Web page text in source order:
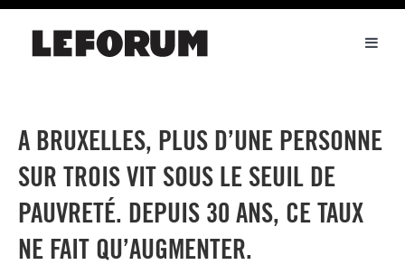
A BRUXELLES, PLUS D’UNE PERSONNE
SUR TROIS VIT SOUS LE SEUIL DE
PAUVRETÉ. DEPUIS 30 ANS, CE TAUX
NE FAIT QU’AUGMENTER.